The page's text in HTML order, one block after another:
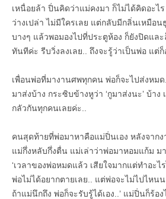
เหนื่อยล้า ปิ่นคิดว่าแม่คงมา ก็ไม่ได้คิดอะไ
ว่างเปล่า ไม่มีใครเลย แต่กลับมีกลิ่นเหมือ
บางๆ แล้วพอมองไปที่ประตูห้อง ก็ยังปิดแ
ทันทีค่ะ รีบวิ่งลงเลย.. ถึงจะรู้ว่าเป็นพ่อ แต่
เพื่อนพ่อที่มางานศพทุกคน พ่อก็จะไปส่งหม
มาส่งบ้าง กระซิบข้างหูว่า ‘กูมาส่งนะ’ บ้าง
กลัวกันทุกคนเลยค่ะ..
คนสุดท้ายที่พ่อมาหาคือแม่ปิ่นเอง หลังจาก
แม่กึ่งหลับกึ่งตื่น แม่เล่าว่าพ่อมาหอมแก้ม ม
‘เวลาของพ่อหมดแล้ว เสียใจมากแต่ทำอะไ
พ่อไม่ได้อยากตายเลย.. แต่พ่อจะไม่ไปไหน
ถ้าแม่นึกถึง พ่อก็จะรับรู้ได้เอง..’ แม่ปิ่นก็ร้